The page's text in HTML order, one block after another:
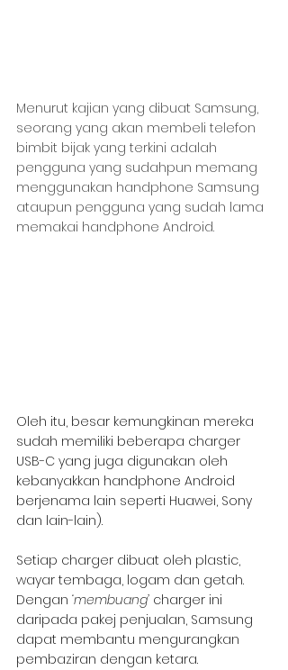
Menurut kajian yang dibuat Samsung,
seorang yang akan membeli telefon
bimbit bijak yang terkini adalah
pengguna yang sudahpun memang
menggunakan handphone Samsung
ataupun pengguna yang sudah lama
memakai handphone Android.
Oleh itu, besar kemungkinan mereka
sudah memiliki beberapa charger
USB-C yang juga digunakan oleh
kebanyakkan handphone Android
berjenama lain seperti Huawei, Sony
dan lain-lain).
Setiap charger dibuat oleh plastic,
wayar tembaga, logam dan getah.
Dengan ‘membuang’ charger ini
daripada pakej penjualan, Samsung
dapat membantu mengurangkan
pembaziran dengan ketara.